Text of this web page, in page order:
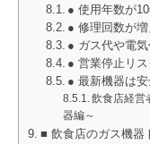
● 使用年数が
● 修理回数が
● ガス代や電
● 営業停止リ
● 最新機器は
飲食店経営
器編～
■ 飲食店のガス機器